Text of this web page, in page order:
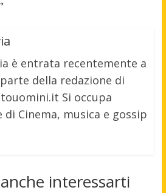
è entrata recentemente a
della redazione di
Si occupa
Cinema, musica e gossip
interessarti